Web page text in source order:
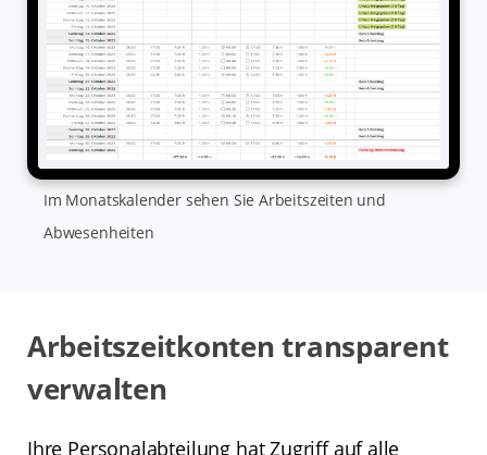
Im Monatskalender sehen Sie Arbeitszeiten und
Abwesenheiten
Arbeitszeitkonten transparent
verwalten
Ihre Personalabteilung hat Zugriff auf alle